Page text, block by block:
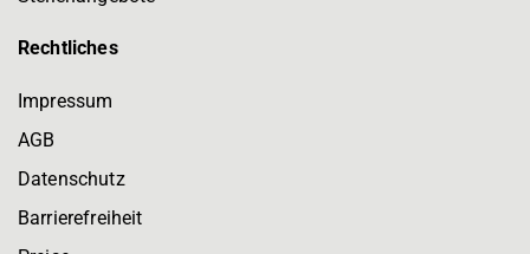
Rechtliches
Impressum
AGB
Datenschutz
Barrierefreiheit